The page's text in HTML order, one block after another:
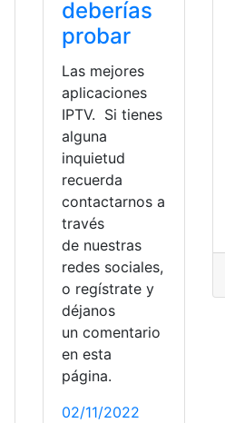
Opciones ,Tendencia
deberías
probar
Las mejores
aplicaciones
IPTV. Si tienes
alguna
inquietud
recuerda
contactarnos a
través
de nuestras
redes sociales,
o regístrate y
déjanos
un comentario
en esta
página.
02/11/2022